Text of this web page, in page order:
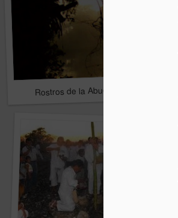
Rostros de la Abuela en la aldea